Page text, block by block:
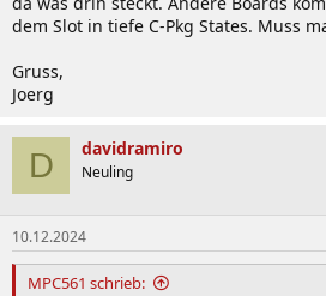
dem Slot in tiefe C-Pkg States. Muss
Gruss,
Joerg
D davidramiro
Neuling
10.12.2024
MPC561 schrieb: